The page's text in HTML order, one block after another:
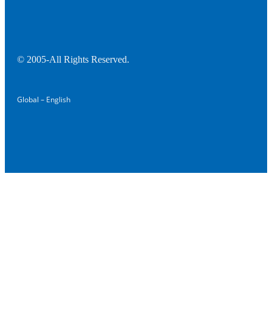
© 2005-All Rights Reserved.
Global – English